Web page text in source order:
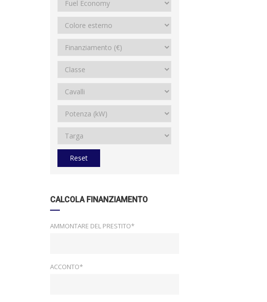
Reset
CALCOLA FINANZIAMENTO
AMMONTARE DEL PRESTITO*
ACCONTO*